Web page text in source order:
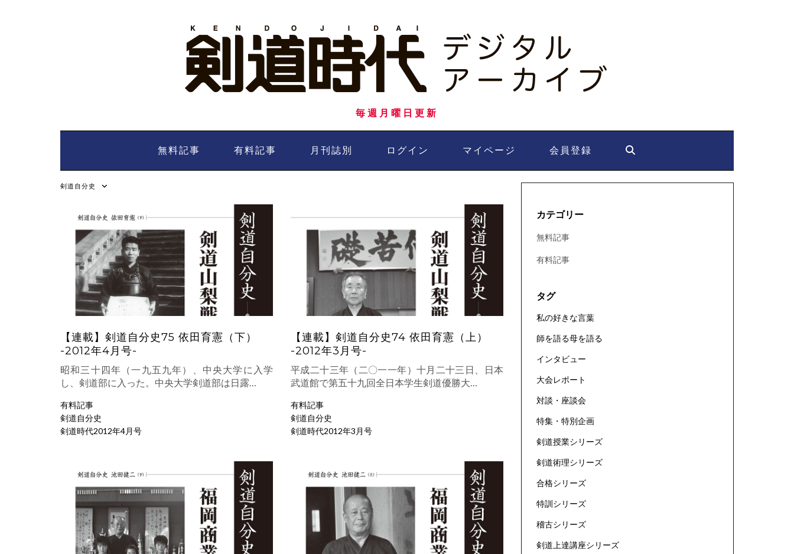
毎週月曜日更新
無料記事 有料記事 月刊誌別 ログイン マイページ 会員登録
剣道自分史
【連載】剣道自分史75 依田育憲（下）
-2012年4月号-
昭和三十四年（一九五九年）、中央大学に入学
し、剣道部に入った。中央大学剣道部は日露…
有料記事
剣道自分史
剣道時代2012年4月号
【連載】剣道自分史74 依田育憲（上）
-2012年3月号-
平成二十三年（二〇一一年）十月二十三日、日本
武道館で第五十九回全日本学生剣道優勝大…
有料記事
剣道自分史
剣道時代2012年3月号
カテゴリー
無料記事
有料記事
タグ
私の好きな言葉
師を語る母を語る
インタビュー
大会レポート
対談・座談会
特集・特別企画
剣道授業シリーズ
剣道術理シリーズ
合格シリーズ
特訓シリーズ
稽古シリーズ
剣道上達講座シリーズ